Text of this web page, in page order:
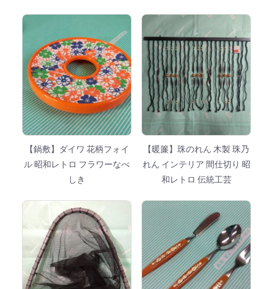
【鍋敷】ダイワ 花柄フォイ
ル 昭和レトロ フラワーなべ
しき
【暖簾】珠のれん 木製 珠乃
れん インテリア 間仕切り 昭
和レトロ 伝統工芸